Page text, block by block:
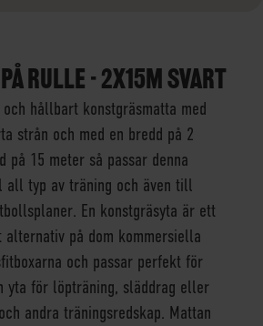
RULLE - 2X15M SVART
hållbart konstgräsmatta med
strån och med en bredd på 2
på 15 meter så passar denna
all typ av träning och även till
En konstgräsyta är ett
alternativ på dom kommersiella
och passar perfekt för
yta för löpträning, släddrag eller
andra träningsredskap. Mattan